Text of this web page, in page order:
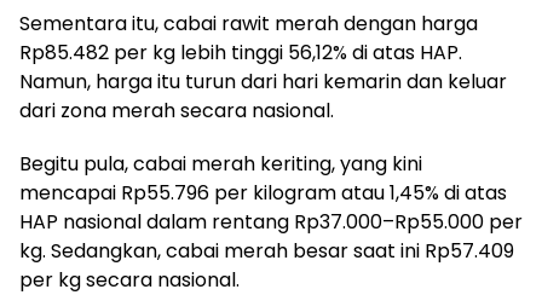
Sementara itu, cabai rawit merah dengan harga
Rp85.482 per kg lebih tinggi 56,12% di atas HAP.
Namun, harga itu turun dari hari kemarin dan keluar
dari zona merah secara nasional.
Begitu pula, cabai merah keriting, yang kini
mencapai Rp55.796 per kilogram atau 1,45% di atas
HAP nasional dalam rentang Rp37.000–Rp55.000 per
kg. Sedangkan, cabai merah besar saat ini Rp57.409
per kg secara nasional.